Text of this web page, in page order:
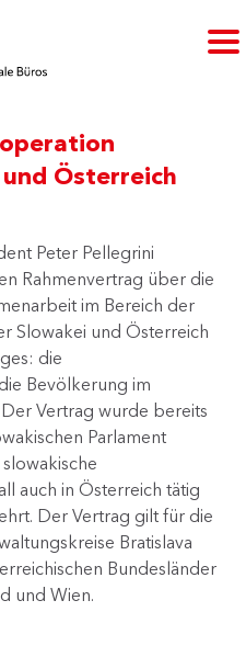
Österreich
Peter Pellegrini
Rahmenvertrag über die
im Bereich der
Slowakei und Österreich
die
Bevölkerung im
Vertrag wurde bereits
Parlament
auch in Österreich tätig
Der Vertrag gilt für die
Bratislava
Bundesländer
und Wien.​